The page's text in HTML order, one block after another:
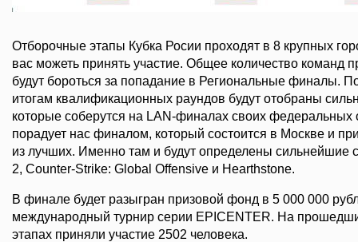
Отборочные этапы Кубка Росии проходят в 8 крупных
вас можеть принять участие. Общее количество команд
будут бороться за попадание в Региональные финалы.
итогам квалификационных раундов будут отобраны
которые соберутся на LAN-финалах своих федеральных
порадует нас финалом, который состоится в Москве и
из лучших. Именно там и будут определены сильнейшие
2, Counter-Strike: Global Offensive и Hearthstone.
В финале будет разыгран призовой фонд в 5 000 000
международный турнир серии EPICENTER. На
этапах приняли участие 2502 человека.